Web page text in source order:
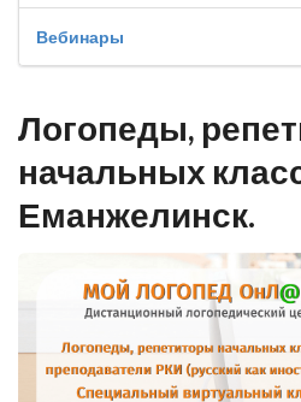
Вебинары
Логопеды,
начальных
Еманжелинск.